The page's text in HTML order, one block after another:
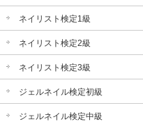
ネイリスト検定1級
ネイリスト検定2級
ネイリスト検定3級
ジェルネイル検定初級
ジェルネイル検定中級